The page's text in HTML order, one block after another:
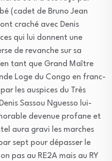
(cadet de Bruno Jean
craché avec Denis
qui lui donnent une
de revanche sur sa
tant que Grand Maître
Loge du Congo en franc-
les auspices du Très
Sassou Nguesso lui-
devenue profane et
aura gravi les marches
sept pour dépasser le
pas au RE2A mais au RY